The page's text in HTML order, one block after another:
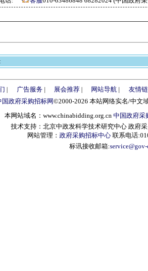
| 广告服务| 展会推荐| 网站导航 |
友情
国政府采购招标网©2000-2026 本站网络实名/中文
本网站域名：www.chinabidding.org.cn 中国政府采
技术支持：北京中政发科学技术研究中心 政府
网站管理： 政府采购招标中心 联系电话
标讯接收邮箱: